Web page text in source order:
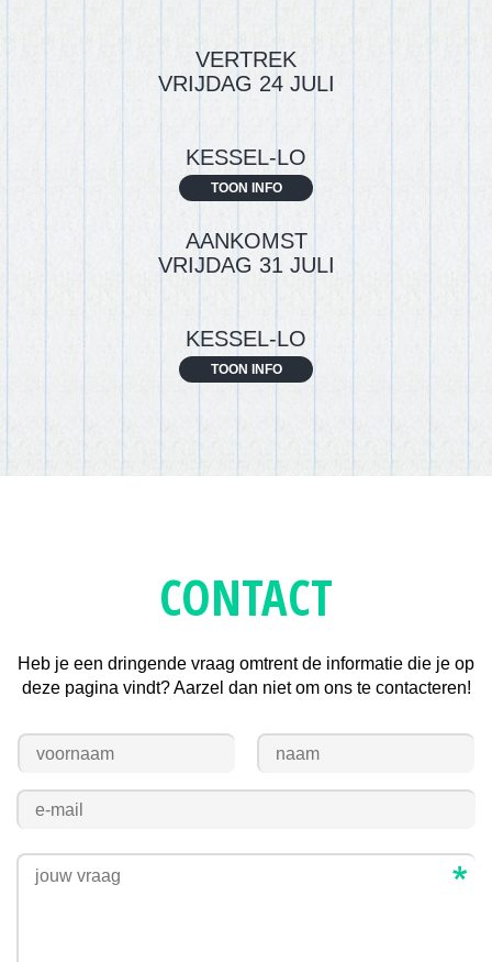
VERTREK
VRIJDAG 24 JULI
KESSEL-LO
TOON INFO
AANKOMST
VRIJDAG 31 JULI
KESSEL-LO
TOON INFO
CONTACT
Heb je een dringende vraag omtrent de informatie die je op
deze pagina vindt? Aarzel dan niet om ons te contacteren!